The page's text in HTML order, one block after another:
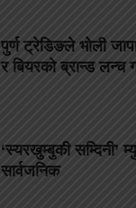
पुर्ण ट्रेडिङले भोली
र बियरको ब्रान्ड लन्च
‘स्यरखुम्बुकी सम्दिनी’
सार्वजनिक